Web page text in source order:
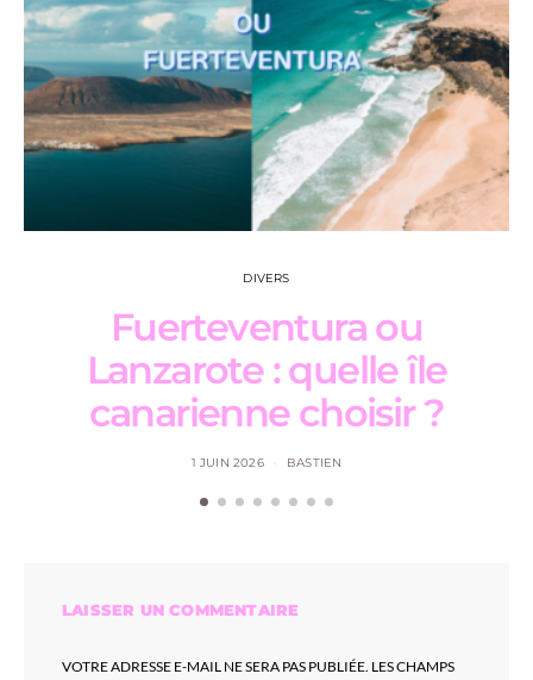
DIVERS
Fuerteventura ou
Lanzarote : quelle île
canarienne choisir ?
1 JUIN 2026 BASTIEN
LAISSER UN COMMENTAIRE
VOTRE ADRESSE E-MAIL NE SERA PAS PUBLIÉE. LES CHAMPS